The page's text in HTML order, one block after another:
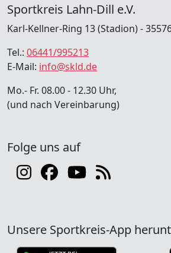
Sportkreis Lahn-Dill e.V.
Karl-Kellner-Ring 13 (Stadion) -
Tel.: 06441/995213
E-Mail: info@skld.de
Mo.- Fr. 08.00 - 12.30 Uhr,
(und nach Vereinbarung)
Folge uns auf
Unsere Sportkreis-App